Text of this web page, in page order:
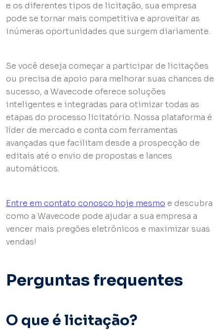
e os diferentes tipos de licitação, sua empresa
pode se tornar mais competitiva e aproveitar as
inúmeras oportunidades que surgem diariamente.
Se você deseja começar a participar de licitações
ou precisa de apoio para melhorar suas chances de
sucesso, a Wavecode oferece soluções
inteligentes e integradas para otimizar todas as
etapas do processo licitatório. Nossa plataforma é
líder de mercado e conta com ferramentas
avançadas que facilitam desde a prospecção de
editais até o envio de propostas e lances
automáticos.
Entre em contato conosco hoje mesmo e descubra
como a Wavecode pode ajudar a sua empresa a
vencer mais pregões eletrônicos e maximizar suas
vendas!
Perguntas frequentes
O que é licitação?